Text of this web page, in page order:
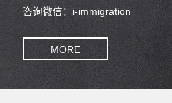
咨询微信：i-immigration
MORE